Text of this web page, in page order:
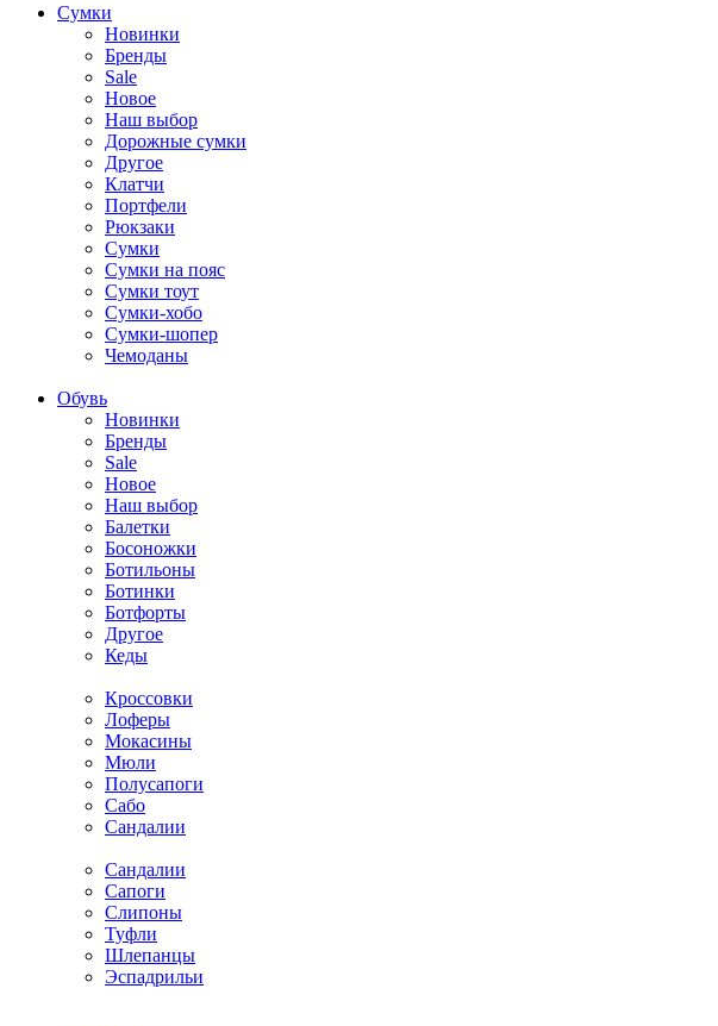
Cумки
Новинки
Бренды
Sale
Новое
Наш выбор
Дорожные сумки
Другое
Клатчи
Портфели
Рюкзаки
Сумки
Сумки на пояс
Сумки тоут
Сумки-хобо
Сумки-шопер
Чемоданы
Обувь
Новинки
Бренды
Sale
Новое
Наш выбор
Балетки
Босоножки
Ботильоны
Ботинки
Ботфорты
Другое
Кеды
Кроссовки
Лоферы
Мокасины
Мюли
Полусапоги
Сабо
Сандалии
Сандалии
Сапоги
Слипоны
Туфли
Шлепанцы
Эспадрильи